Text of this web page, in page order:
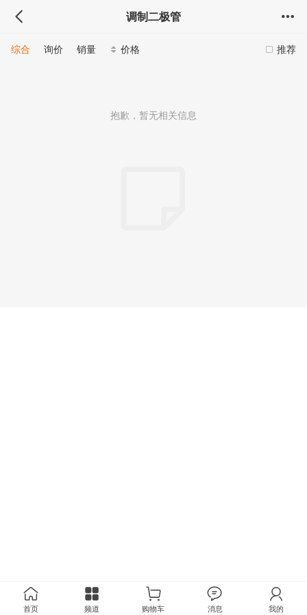
调制二极管
推荐
综合 询价 销量 价格
抱歉，暂无相关信息
首页 频道 购物车 消息 我的